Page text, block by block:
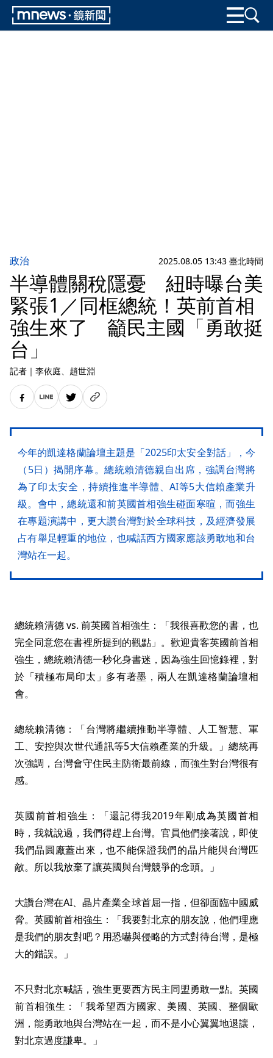
政治 2025.08.05 13:43 臺北時間
半導體關稅隱憂 紐時曝台美
緊張1／同框總統！英前首相
強生來了 籲民主國「勇敢挺
台」
記者 ｜ 李依庭、趙世淵
今年的凱達格蘭論壇主題是「2025印太安全對話」，今
（5日）揭開序幕。總統賴清德親自出席，強調台灣將
為了印太安全，持續推進半導體、AI等5大信賴產業升
級。會中，總統還和前英國首相強生碰面寒暄，而強生
在專題演講中，更大讚台灣對於全球科技，及經濟發展
占有舉足輕重的地位，也喊話西方國家應該勇敢地和台
灣站在一起。
總統賴清德 vs. 前英國首相強生：「我很喜歡您的書，也
完全同意您在書裡所提到的觀點」。歡迎貴客英國前首相
強生，總統賴清德一秒化身書迷，因為強生回憶錄裡，對
於「積極布局印太」多有著墨，兩人在凱達格蘭論壇相
會。
總統賴清德：「台灣將繼續推動半導體、人工智慧、軍
工、安控與次世代通訊等5大信賴產業的升級。」總統再
次強調，台灣會守住民主防衛最前線，而強生對台灣很有
感。
英國前首相強生：「還記得我2019年剛成為英國首相
時，我就說過，我們得趕上台灣。官員他們接著說，即使
我們晶圓廠蓋出來，也不能保證我們的晶片能與台灣匹
敵。所以我放棄了讓英國與台灣競爭的念頭。」
大讚台灣在AI、晶片產業全球首屈一指，但卻面臨中國威
脅。英國前首相強生：「我要對北京的朋友說，他們理應
是我們的朋友對吧？用恐嚇與侵略的方式對待台灣，是極
大的錯誤。」
不只對北京喊話，強生更要西方民主同盟勇敢一點。英國
前首相強生：「我希望西方國家、美國、英國、整個歐
洲，能勇敢地與台灣站在一起，而不是小心翼翼地退讓，
對北京過度謙卑。」